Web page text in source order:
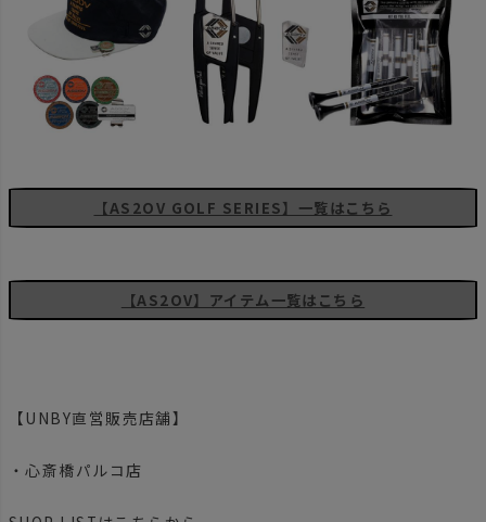
【AS2OV GOLF SERIES】一覧はこちら
【AS2OV】アイテム一覧はこちら
【UNBY直営販売店舗】
・心斎橋パルコ店